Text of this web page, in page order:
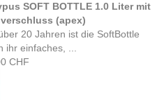
SOFT BOTTLE 1.0 Liter mit
(apex)
20 Jahren ist die SoftBottle
ihr einfaches, ...
CHF